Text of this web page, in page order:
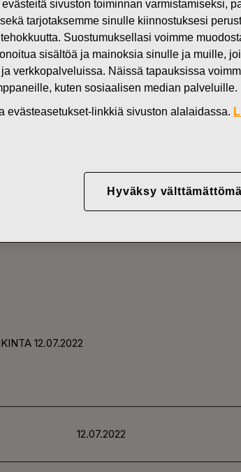
OMIEN
12.07.2022
12.07.2022
sivuston toiminnan varmistamiseksi,
tarjotaksemme sinulle kiinnostuksesi
Suostumuksellasi voimme
sisältöä ja mainoksia sinulle ja muille,
verkkopalveluissa. Näissä tapauksissa
kuten sosiaalisen median palveluille.
evästeasetukset-linkkiä sivuston alalaidassa.
Hyväksy